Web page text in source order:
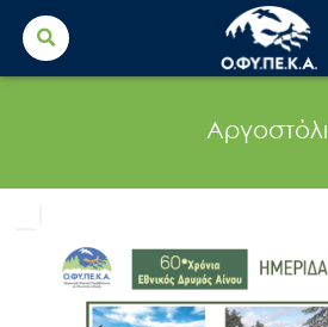
Search
for:
Αργοστόλι